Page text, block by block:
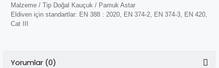
Malzeme / Tip Doğal Kauçuk / Pamuk Astar
Eldiven için standartlar: EN 388 : 2020, EN 374-2, EN 374-3, EN 420,
Cat III
Yorumlar (0)